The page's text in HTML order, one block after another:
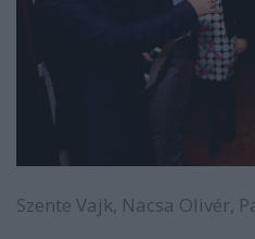
Szente Vajk, Nacsa Olivér,